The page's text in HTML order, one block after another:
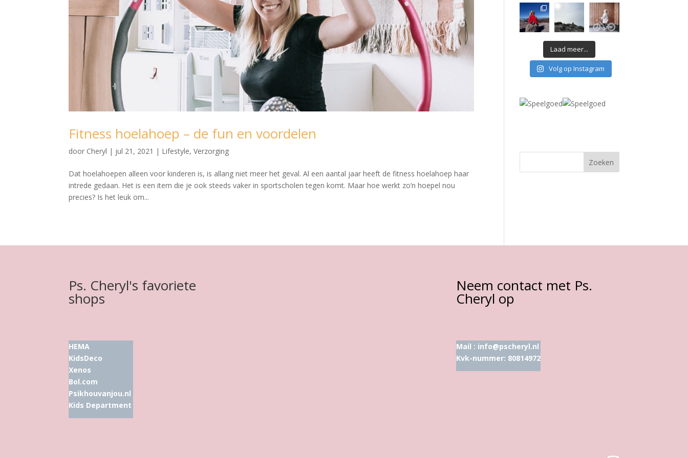
Fitness hoelahoep – de fun en voordelen
door Cheryl | jul 21, 2021 | Lifestyle,Verzorging
Dat hoelahoepen alleen voor kinderen is, is allang niet meer het geval. Al een aantal jaar heeft de fitness hoelahoep haar
intrede gedaan. Het is een item die je ook steeds vaker in sportscholen tegen komt. Maar hoe werkt zo’n hoepel nou
precies? Is het leuk om...
Laad meer...
Volg op Instagram
Ps. Cheryl's favoriete
shops
HEMA
KidsDeco
Xenos
Bol.com
Psikhouvanjou.nl
Kids Department
Neem contact met Ps.
Cheryl op
Mail : info@pscheryl.nl
Kvk-nummer: 80814972